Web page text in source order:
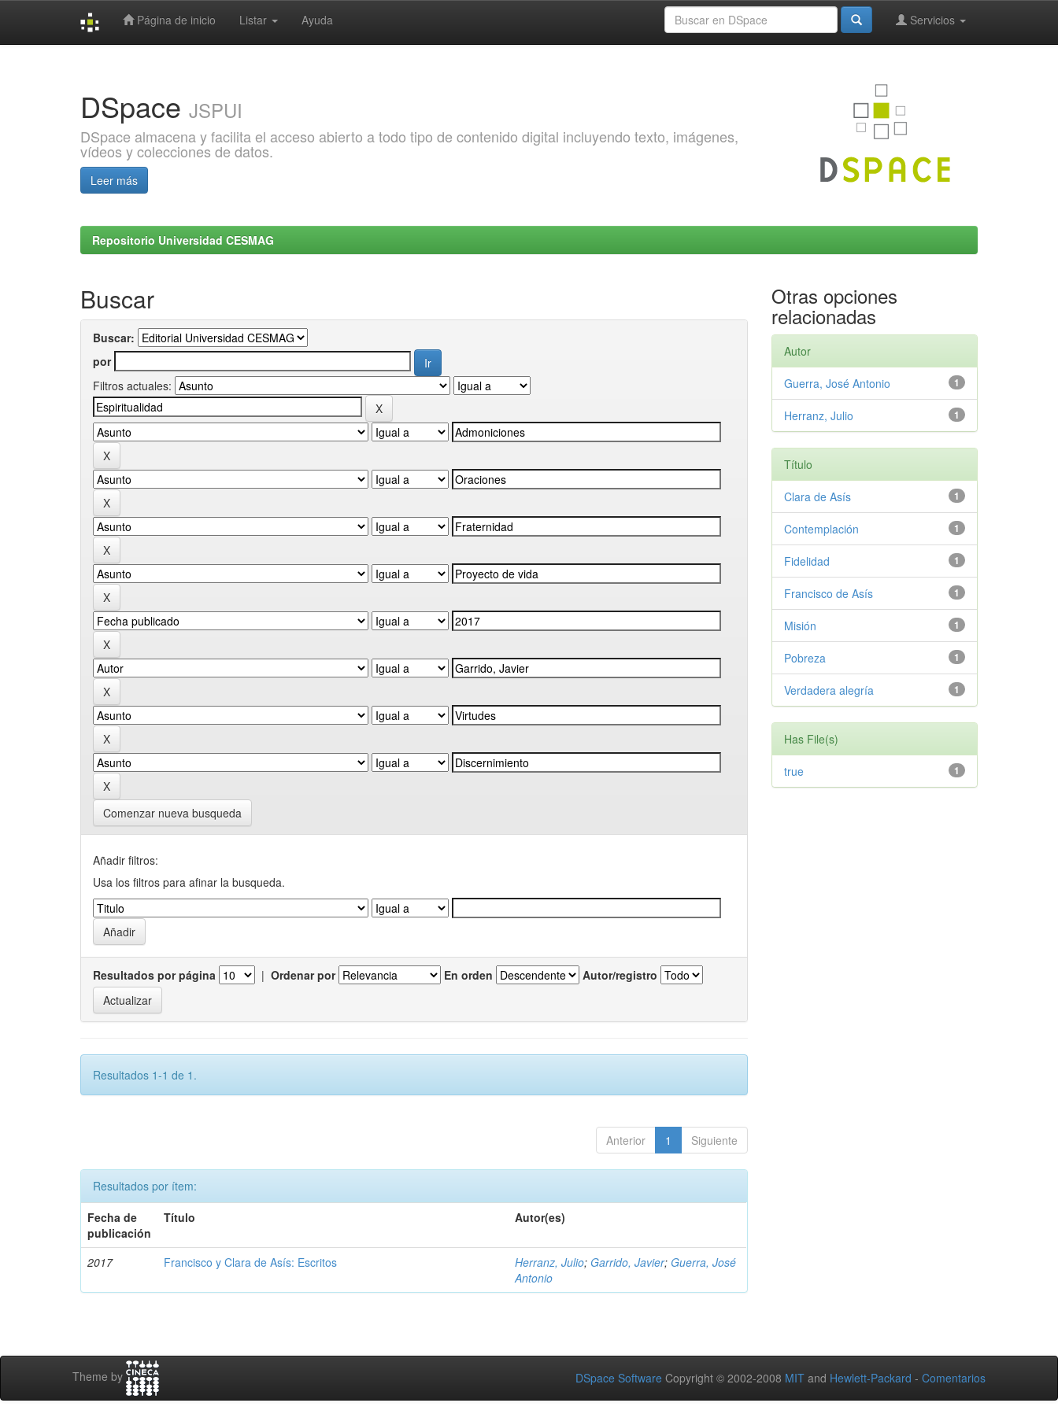
Página de inicio Listar Ayuda Servicios
DSpace JSPUI
DSpace almacena y facilita el acceso abierto a todo tipo de contenido digital incluyendo texto, imágenes,
vídeos y colecciones de datos.
Leer más
Repositorio Universidad CESMAG
Buscar
Buscar:
por
Filtros actuales:
Comenzar nueva busqueda
Añadir filtros:
Usa los filtros para afinar la busqueda.
Resultados por página | Ordenar por En orden Autor/registro
Resultados 1-1 de 1.
Anterior 1 Siguiente
Resultados por ítem:
Fecha de
publicación
Título Autor(es)
2017 Francisco y Clara de Asís: Escritos Herranz, Julio; Garrido, Javier; Guerra, José
Antonio
Otras opciones
relacionadas
Autor
1
Guerra, José Antonio
1
Herranz, Julio
Título
1
Clara de Asís
1
Contemplación
1
Fidelidad
1
Francisco de Asís
1
Misión
1
Pobreza
1
Verdadera alegría
Has File(s)
1
true
Theme by DSpace Software Copyright © 2002-2008 MIT and Hewlett-Packard - Comentarios